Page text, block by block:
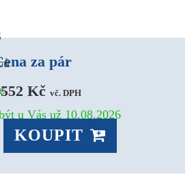
u Vás už 10.08.2026
za pár
552 Kč vč. DPH
KOUPIT